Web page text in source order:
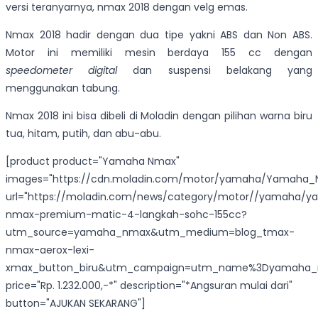
versi teranyarnya, nmax 2018 dengan velg emas.
Nmax 2018 hadir dengan dua tipe yakni ABS dan Non ABS.
Motor ini memiliki mesin berdaya 155 cc dengan
speedometer digitaldan suspensi belakang yang
menggunakan tabung.
Nmax 2018 ini bisa dibeli di Moladin dengan pilihan warna biru
tua, hitam, putih, dan abu-abu.
[product product="Yamaha Nmax"
images="https://cdn.moladin.com/motor/yamaha/
url="https://moladin.com/news/category/motor//yamaha/
nmax-premium-matic-4-langkah-sohc-155cc?
utm_source=yamaha_nmax&utm_medium=blog_tmax-
nmax-aerox-lexi-
price="Rp. 1.232.000,-*" description="*Angsuran mulai dari"
button="AJUKAN SEKARANG"]